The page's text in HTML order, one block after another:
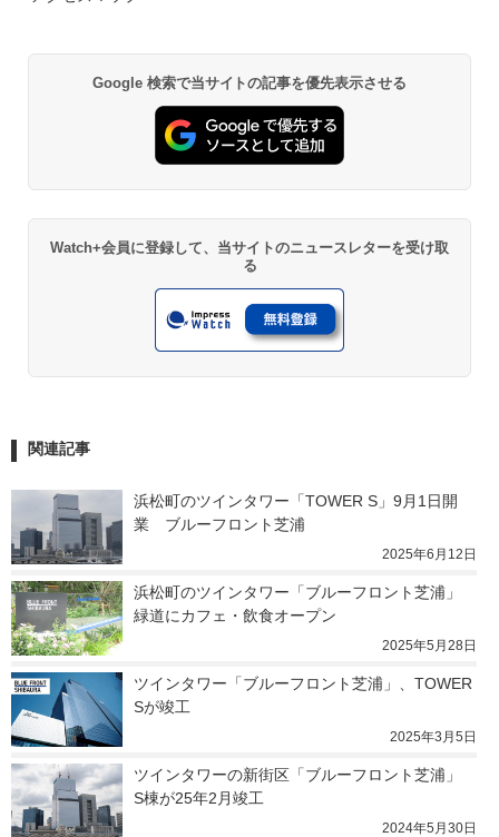
Google 検索で当サイトの記事を優先表示させる
Watch+会員に登録して、当サイトのニュースレターを受け取
る
関連記事
浜松町のツインタワー「TOWER S」9月1日開
業　ブルーフロント芝浦
2025年6月12日
浜松町のツインタワー「ブルーフロント芝浦」
緑道にカフェ・飲食オープン
2025年5月28日
ツインタワー「ブルーフロント芝浦」、TOWER
Sが竣工
2025年3月5日
ツインタワーの新街区「ブルーフロント芝浦」
S棟が25年2月竣工
2024年5月30日